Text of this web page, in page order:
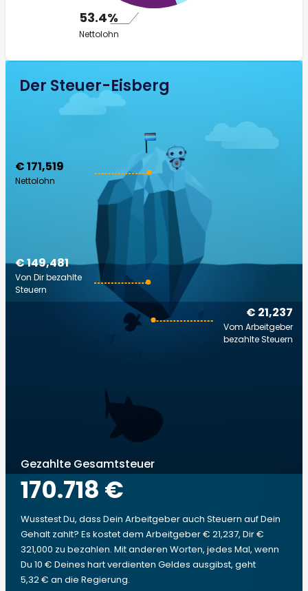
53.4%
Nettolohn
Der Steuer-Eisberg
€ 171,519
Nettolohn
€ 21,237
Vom Arbeitgeber
bezahlte Steuern
€ 149,481
Von Dir bezahlte
Steuern
Gezahlte Gesamtsteuer
170.718 €
Wusstest Du, dass Dein Arbeitgeber auch Steuern auf Dein
Gehalt zahlt? Es kostet dem Arbeitgeber € 21,237, Dir €
321,000 zu bezahlen. Mit anderen Worten, jedes Mal, wenn
Du 10 € Deines hart verdienten Geldes ausgibst, geht
5,32 € an die Regierung.